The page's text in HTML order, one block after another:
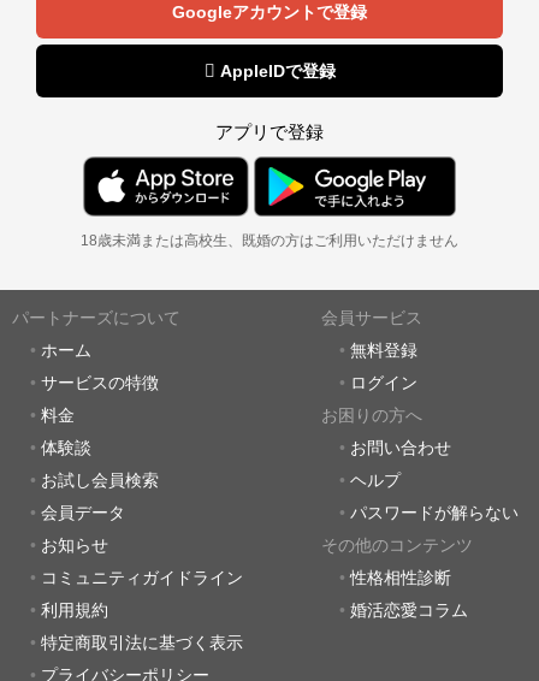
Googleアカウントで登録
 AppleIDで登録
アプリで登録
18歳未満または高校生、既婚の方はご利用いただけません
パートナーズについて
ホーム
サービスの特徴
料金
体験談
お試し会員検索
会員データ
お知らせ
コミュニティガイドライン
利用規約
特定商取引法に基づく表示
プライバシーポリシー
会員サービス
無料登録
ログイン
お困りの方へ
お問い合わせ
ヘルプ
パスワードが解らない
その他のコンテンツ
性格相性診断
婚活恋愛コラム